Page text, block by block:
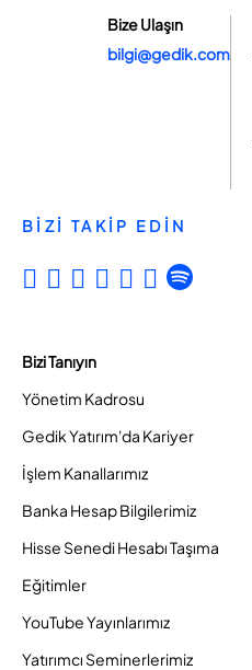
Bize Ulaşın
bilgi@gedik.com
BİZİ TAKİP EDİN
Bizi Tanıyın
Yönetim Kadrosu
Gedik Yatırım'da Kariyer
İşlem Kanallarımız
Banka Hesap Bilgilerimiz
Hisse Senedi Hesabı Taşıma
Eğitimler
YouTube Yayınlarımız
Yatırımcı Seminerlerimiz